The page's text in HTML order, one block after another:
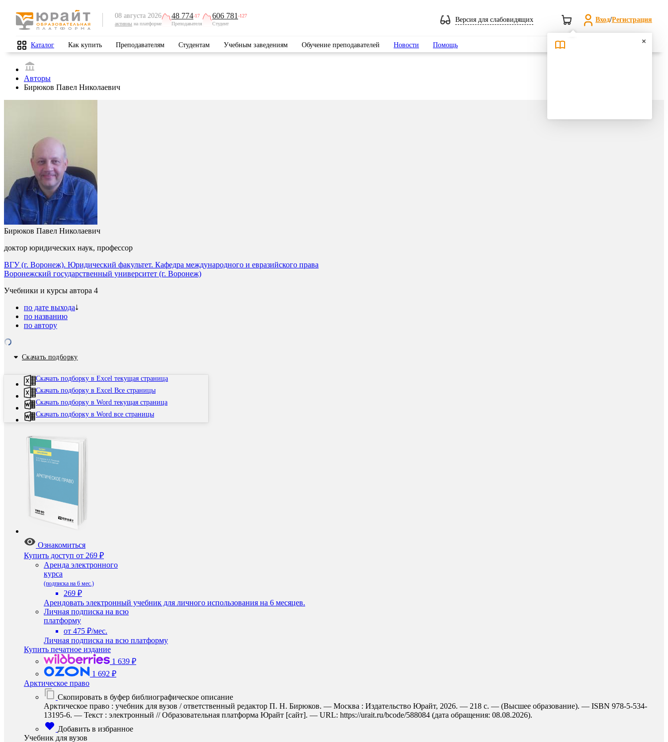
08 августа 2026
активны на платформе
48 774-17
Преподавателя
606 781 -127
Студент
Версия для слабовидящих Вход/Регистрация
Каталог Как купить Преподавателям Студентам Учебным заведениям Обучение преподавателей Новости Помощь Поиск
Авторы
Бирюков Павел Николаевич
Бирюков Павел Николаевич
доктор юридических наук, профессор
ВГУ (г. Воронеж). Юридический факультет. Кафедра международного и евразийского права
Воронежский государственный университет (г. Воронеж)
Учебники и курсы автора 4
по дате выхода
по названию
по автору
Скачать подборку
Скачать подборку в Excel текущая страница
Скачать подборку в Excel Все страницы
Скачать подборку в Word текущая страница
Скачать подборку в Word все страницы
Ознакомиться
Купить доступ от 269 ₽
Аренда электронного
курса
(подписка на 6 мес.)
269 ₽
Арендовать электронный учебник для личного использования на 6 месяцев.
Личная подписка на всю
платформу
от 475 ₽/мес.
Личная подписка на всю платформу
Купить печатное издание
1 639 ₽
1 692 ₽
Арктическое право
Скопировать в буфер библиографическое описание
Арктическое право : учебник для вузов / ответственный редактор П. Н. Бирюков. — Москва : Издательство Юрайт, 2026. — 218 с. — (Высшее образование). — ISBN 978-5-534-
13195-6. — Текст : электронный // Образовательная платформа Юрайт [сайт]. — URL: https://urait.ru/bcode/588084 (дата обращения: 08.08.2026).
Добавить в избранное
Учебник для вузов